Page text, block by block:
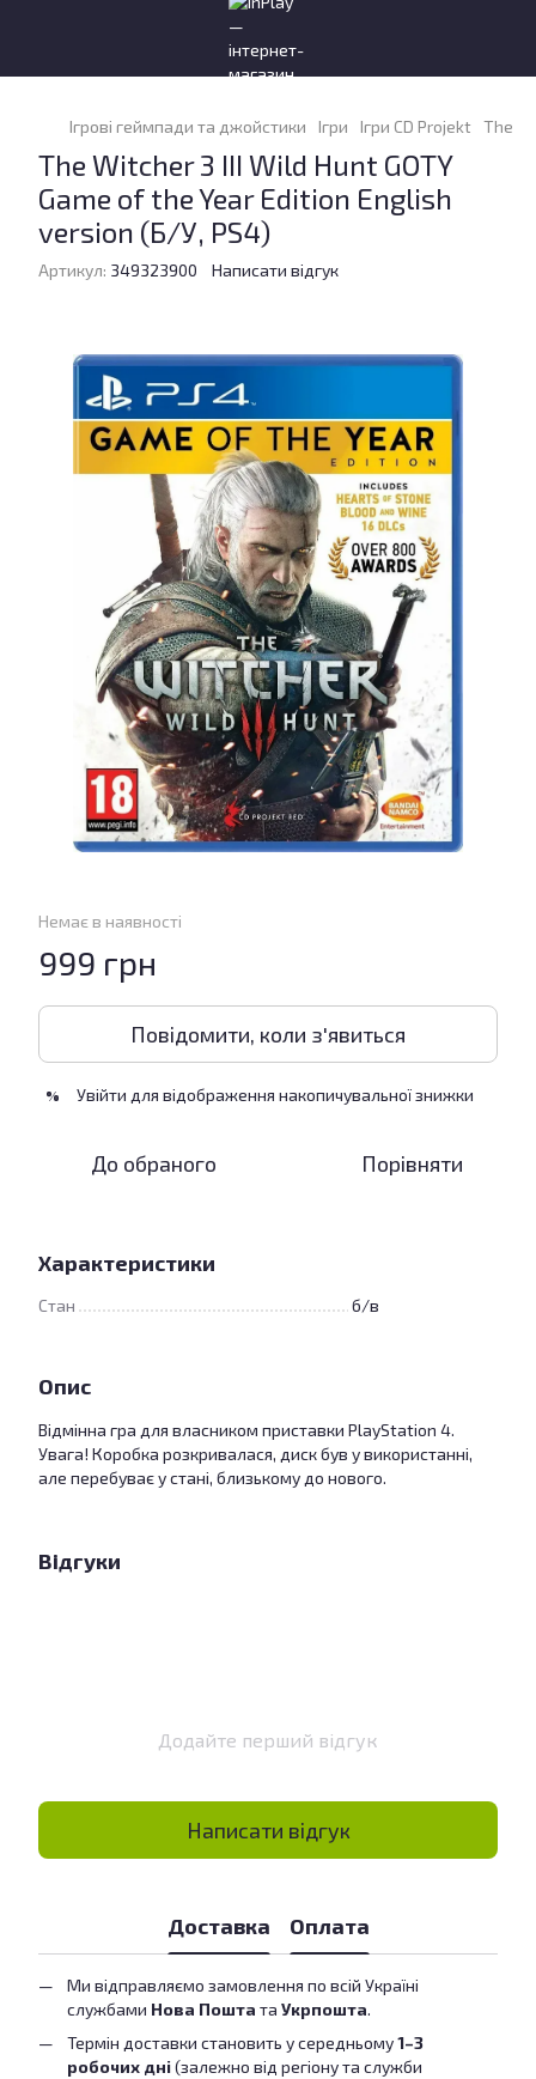
Ігрові геймпади та джойстики Ігри Ігри CD Projekt The
The Witcher 3 III Wild Hunt GOTY
Game of the Year Edition English
version (Б/У, PS4)
Артикул: 349323900 Написати відгук
Немає в наявності
999 грн
Повідомити, коли з'явиться
% Увійти для відображення накопичувальної знижки
До обраного Порівняти
Характеристики
Стан б/в
Опис
Відмінна гра для власником приставки PlayStation 4.
Увага! Коробка розкривалася, диск був у використанні,
але перебуває у стані, близькому до нового.
Відгуки
Додайте перший відгук
Написати відгук
Доставка Оплата
Ми відправляємо замовлення по всій Україні
службами Нова Пошта та Укрпошта.
Термін доставки становить у середньому1–3
робочих дні(залежно від регіону та служби